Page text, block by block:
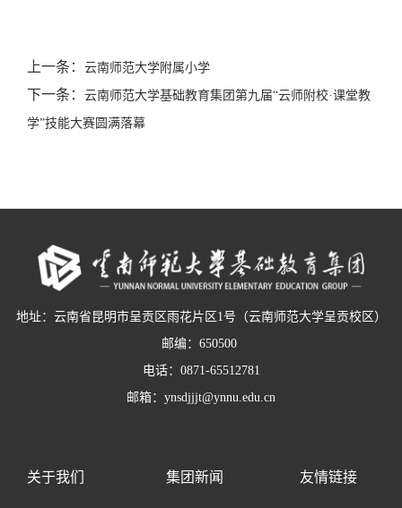
上一条： 云南师范大学附属小学
下一条： 云南师范大学基础教育集团第九届“云师附校·课堂教
学”技能大赛圆满落幕
地址：云南省昆明市呈贡区雨花片区1号（云南师范大学呈贡校区）
邮编：650500
电话：0871-65512781
邮箱：ynsdjjjt@ynnu.edu.cn
关于我们 集团新闻 友情链接